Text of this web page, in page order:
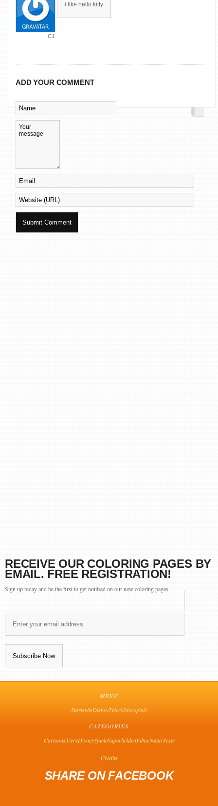
CJ
i like hello kitty
ADD YOUR COMMENT
RECEIVE OUR COLORING PAGES BY
EMAIL. FREE REGISTRATION!
Sign up today and be the first to get notified on our new coloring pages.
MENU
StartseiteDisneyTiereVideospiele
CATEGORIES
CartoonsTiereDisneySpieleSuperheldenFilmeNaturFeste
Crédits
SHARE ON FACEBOOK